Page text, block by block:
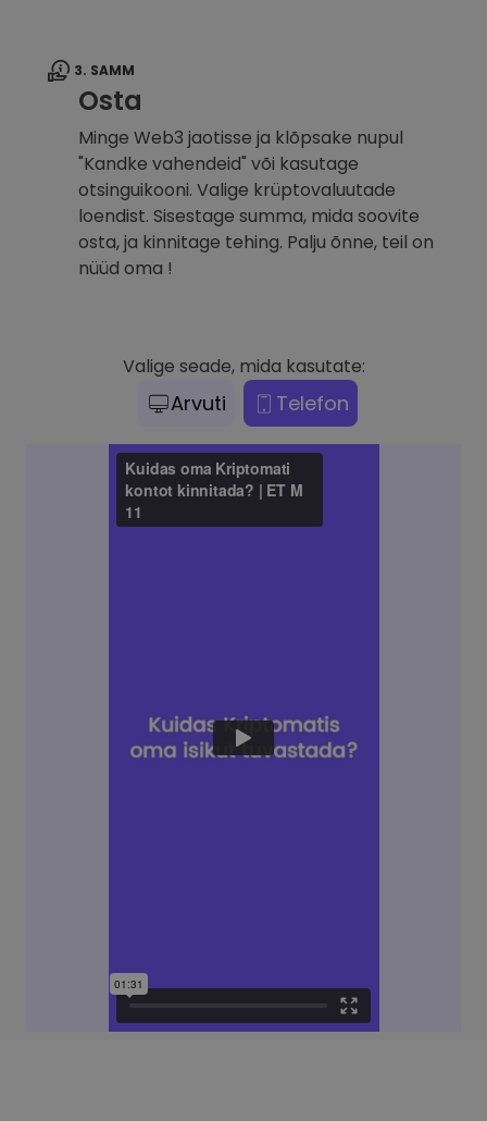
3. SAMM
Osta
Minge Web3 jaotisse ja klõpsake nupul
"Kandke vahendeid" või kasutage
otsinguikooni. Valige krüptovaluutade
loendist. Sisestage summa, mida soovite
osta, ja kinnitage tehing. Palju õnne, teil on
nüüd oma !
Valige seade, mida kasutate:
Arvuti Telefon